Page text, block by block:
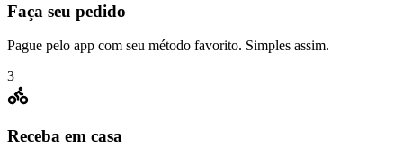
Faça seu pedido
Pague pelo app com seu método favorito. Simples assim.
3
Receba em casa